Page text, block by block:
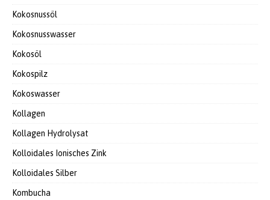
Kokosnussöl
Kokosnusswasser
Kokosöl
Kokospilz
Kokoswasser
Kollagen
Kollagen Hydrolysat
Kolloidales Ionisches Zink
Kolloidales Silber
Kombucha